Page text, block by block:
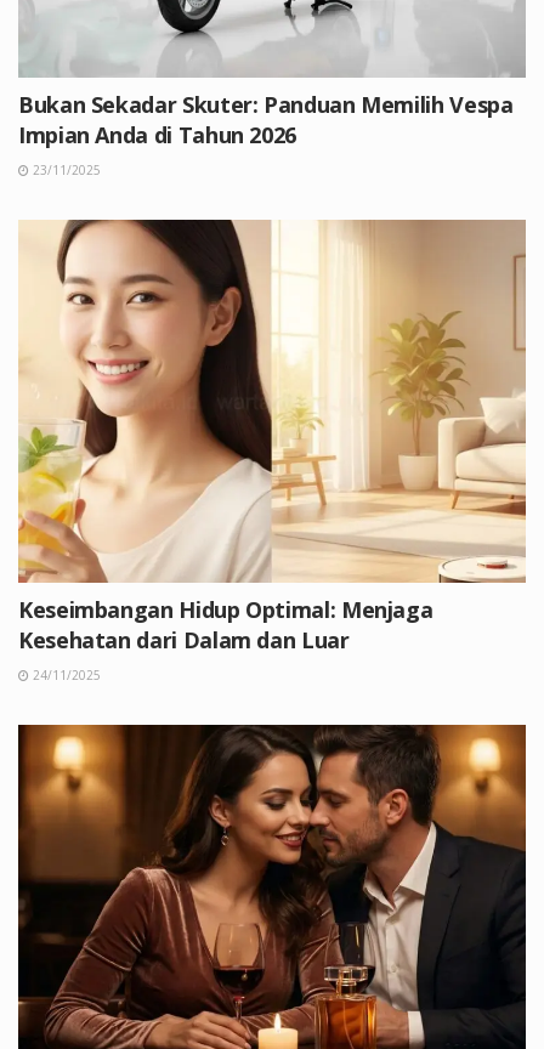
Bukan Sekadar Skuter: Panduan Memilih Vespa
Impian Anda di Tahun 2026
23/11/2025
Keseimbangan Hidup Optimal: Menjaga
Kesehatan dari Dalam dan Luar
24/11/2025